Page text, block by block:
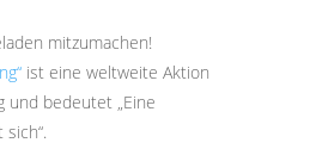
mitzumachen!
ist eine weltweite Aktion
und bedeutet „Eine